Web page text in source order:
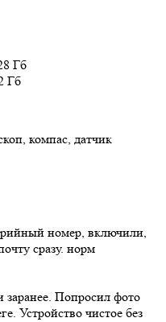
Гб
Гб
компас, датчик
номер, включили,
сразу. норм
заранее. Попросил фото
Устройство чистое без